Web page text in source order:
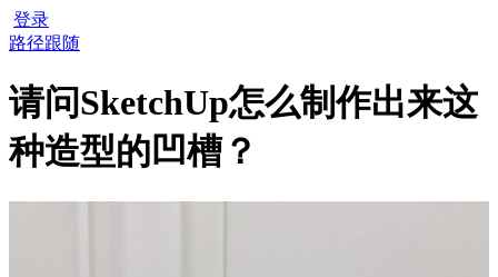
登录
路径跟随
请问SketchUp怎么制作出来这
种造型的凹槽？